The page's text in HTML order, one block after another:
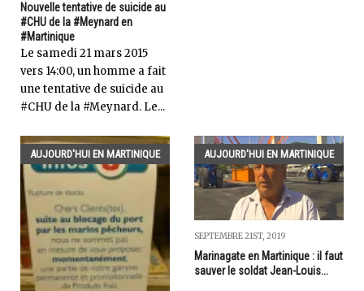
Nouvelle tentative de suicide au
#CHU de la #Meynard en
#Martinique
Le samedi 21 mars 2015
vers 14:00, un homme a fait
une tentative de suicide au
#CHU de la #Meynard. Le...
AUJOURD'HUI EN MARTINIQUE AUJOURD'HUI EN MARTINIQUE
SEPTEMBRE 21ST, 2019
Marinagate en Martinique : il faut
sauver le soldat Jean-Louis...